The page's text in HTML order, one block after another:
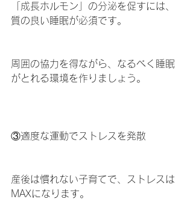
「成長ホルモン」の分泌を促すには、
質の良い睡眠が必須です。
周囲の協力を得ながら、なるべく睡眠
がとれる環境を作りましょう。
③適度な運動でストレスを発散
産後は慣れない子育てで、ストレスは
MAXになります。